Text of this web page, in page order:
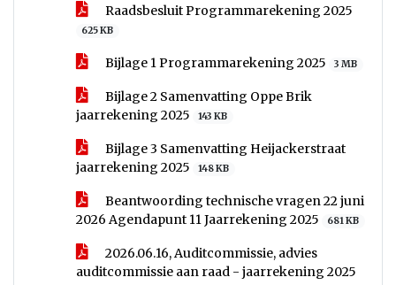
Raadsbesluit Programmarekening 2025
625 KB
Bijlage 1 Programmarekening 2025 3 MB
Bijlage 2 Samenvatting Oppe Brik
jaarrekening 2025
143 KB
Bijlage 3 Samenvatting Heijackerstraat
jaarrekening 2025
148 KB
Beantwoording technische vragen 22 juni
2026 Agendapunt 11 Jaarrekening 2025
681 KB
2026.06.16, Auditcommissie, advies
auditcommissie aan raad - jaarrekening 2025